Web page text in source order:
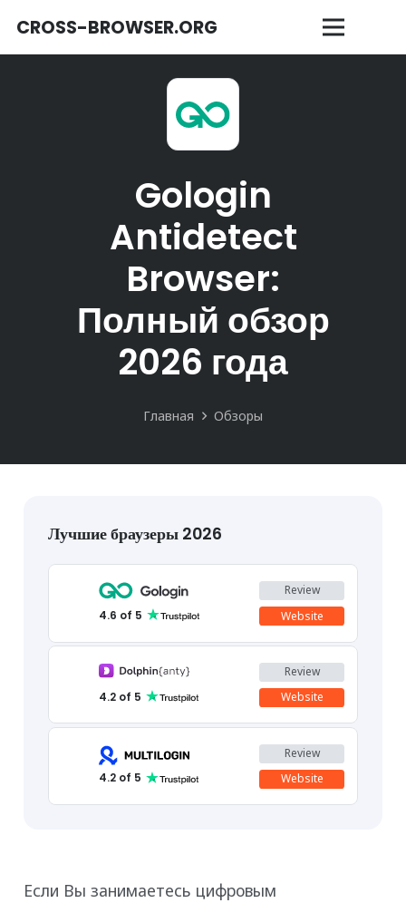
CROSS-BROWSER.ORG
Gologin
Antidetect
Browser:
Полный обзор
2026 года
Главная Обзоры
Если Вы занимаетесь цифровым
Лучшие браузеры 2026
4.6 of 5
Review
Website
4.2 of 5
Review
Website
4.2 of 5
Review
Website